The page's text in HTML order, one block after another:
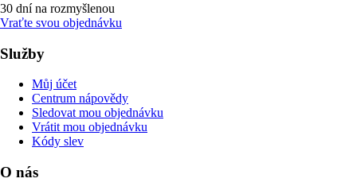
30 dní na rozmyšlenou
Vraťte svou objednávku
Služby
Můj účet
Centrum nápovědy
Sledovat mou objednávku
Vrátit mou objednávku
Kódy slev
O nás